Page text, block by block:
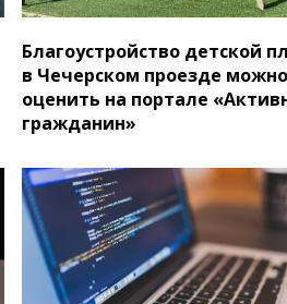
Благоустройство детской
в Чечерском проезде можно
оценить на портале
гражданин»